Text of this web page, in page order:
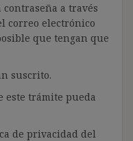
a través
correo electrónico
que tengan que
suscrito.
este trámite pueda
de privacidad del